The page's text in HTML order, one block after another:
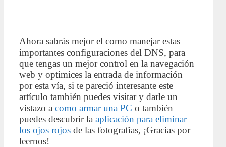
Ahora sabrás mejor el como manejar estas
importantes configuraciones del DNS, para
que tengas un mejor control en la navegación
web y optimices la entrada de información
por esta vía, si te pareció interesante este
artículo también puedes visitar y darle un
vistazo a como armar una PC o también
puedes descubrir la aplicación para eliminar
los ojos rojos de las fotografías, ¡Gracias por
leernos!